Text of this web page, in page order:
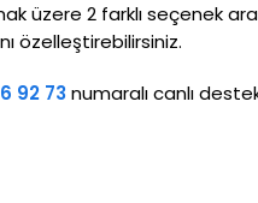
üzere 2 farklı seçenek
özelleştirebilirsiniz.
92 73 numaralı canlı